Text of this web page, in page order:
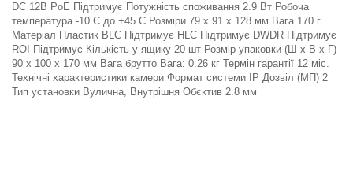
DC 12В PoE Підтримує Потужність споживання 2.9 Вт Робоча
температура -10 C до +45 C Розміри 79 х 91 х 128 мм Вага 170 г
Матеріал Пластик BLC Підтримує HLC Підтримує DWDR Підтримує
ROI Підтримує Кількість у ящику 20 шт Розмір упаковки (Ш х В х Г)
90 x 100 x 170 мм Вага брутто Вага: 0.26 кг Термін гарантії 12 міс.
Технічні характеристики камери Формат системи IP Дозвіл (МП) 2
Тип установки Вулична, Внутрішня Обєктив 2.8 мм